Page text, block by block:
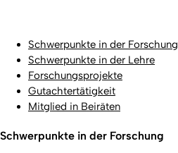
Schwerpunkte in der Forschung
Schwerpunkte in der Lehre
Forschungsprojekte
Gutachtertätigkeit
Mitglied in Beiräten
Schwerpunkte in der Forschung